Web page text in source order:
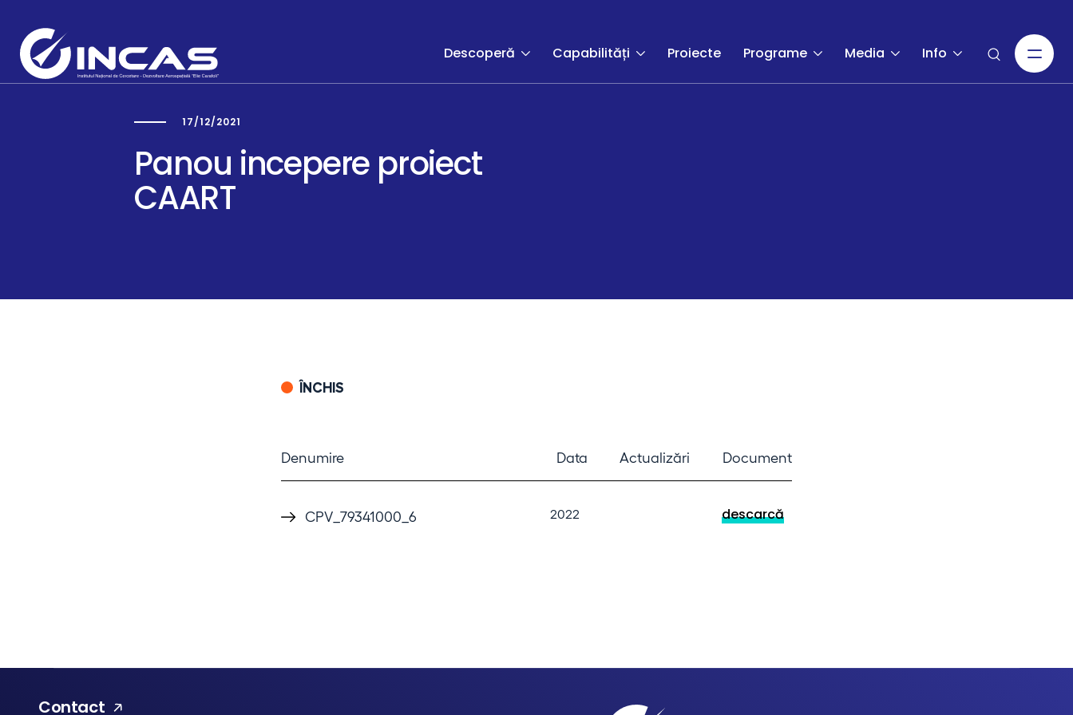
Descoperă Capabilități Proiecte Programe Media Info
Capabilități
Contact
17/12/2021
Panou incepere proiect
CAART
ÎNCHIS
Denumire Data Actualizări Document
CPV_79341000_6 2022 descarcă
Contact